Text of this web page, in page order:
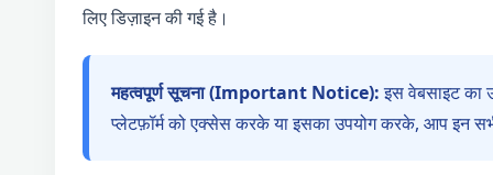
Keyboard Layout
लिए डिज़ाइन की गई है।
महत्वपूर्ण सूचना (Important Notice):इस वेबसाइट का
प्लेटफ़ॉर्म को एक्सेस करके या इसका उपयोग करके, आप इन